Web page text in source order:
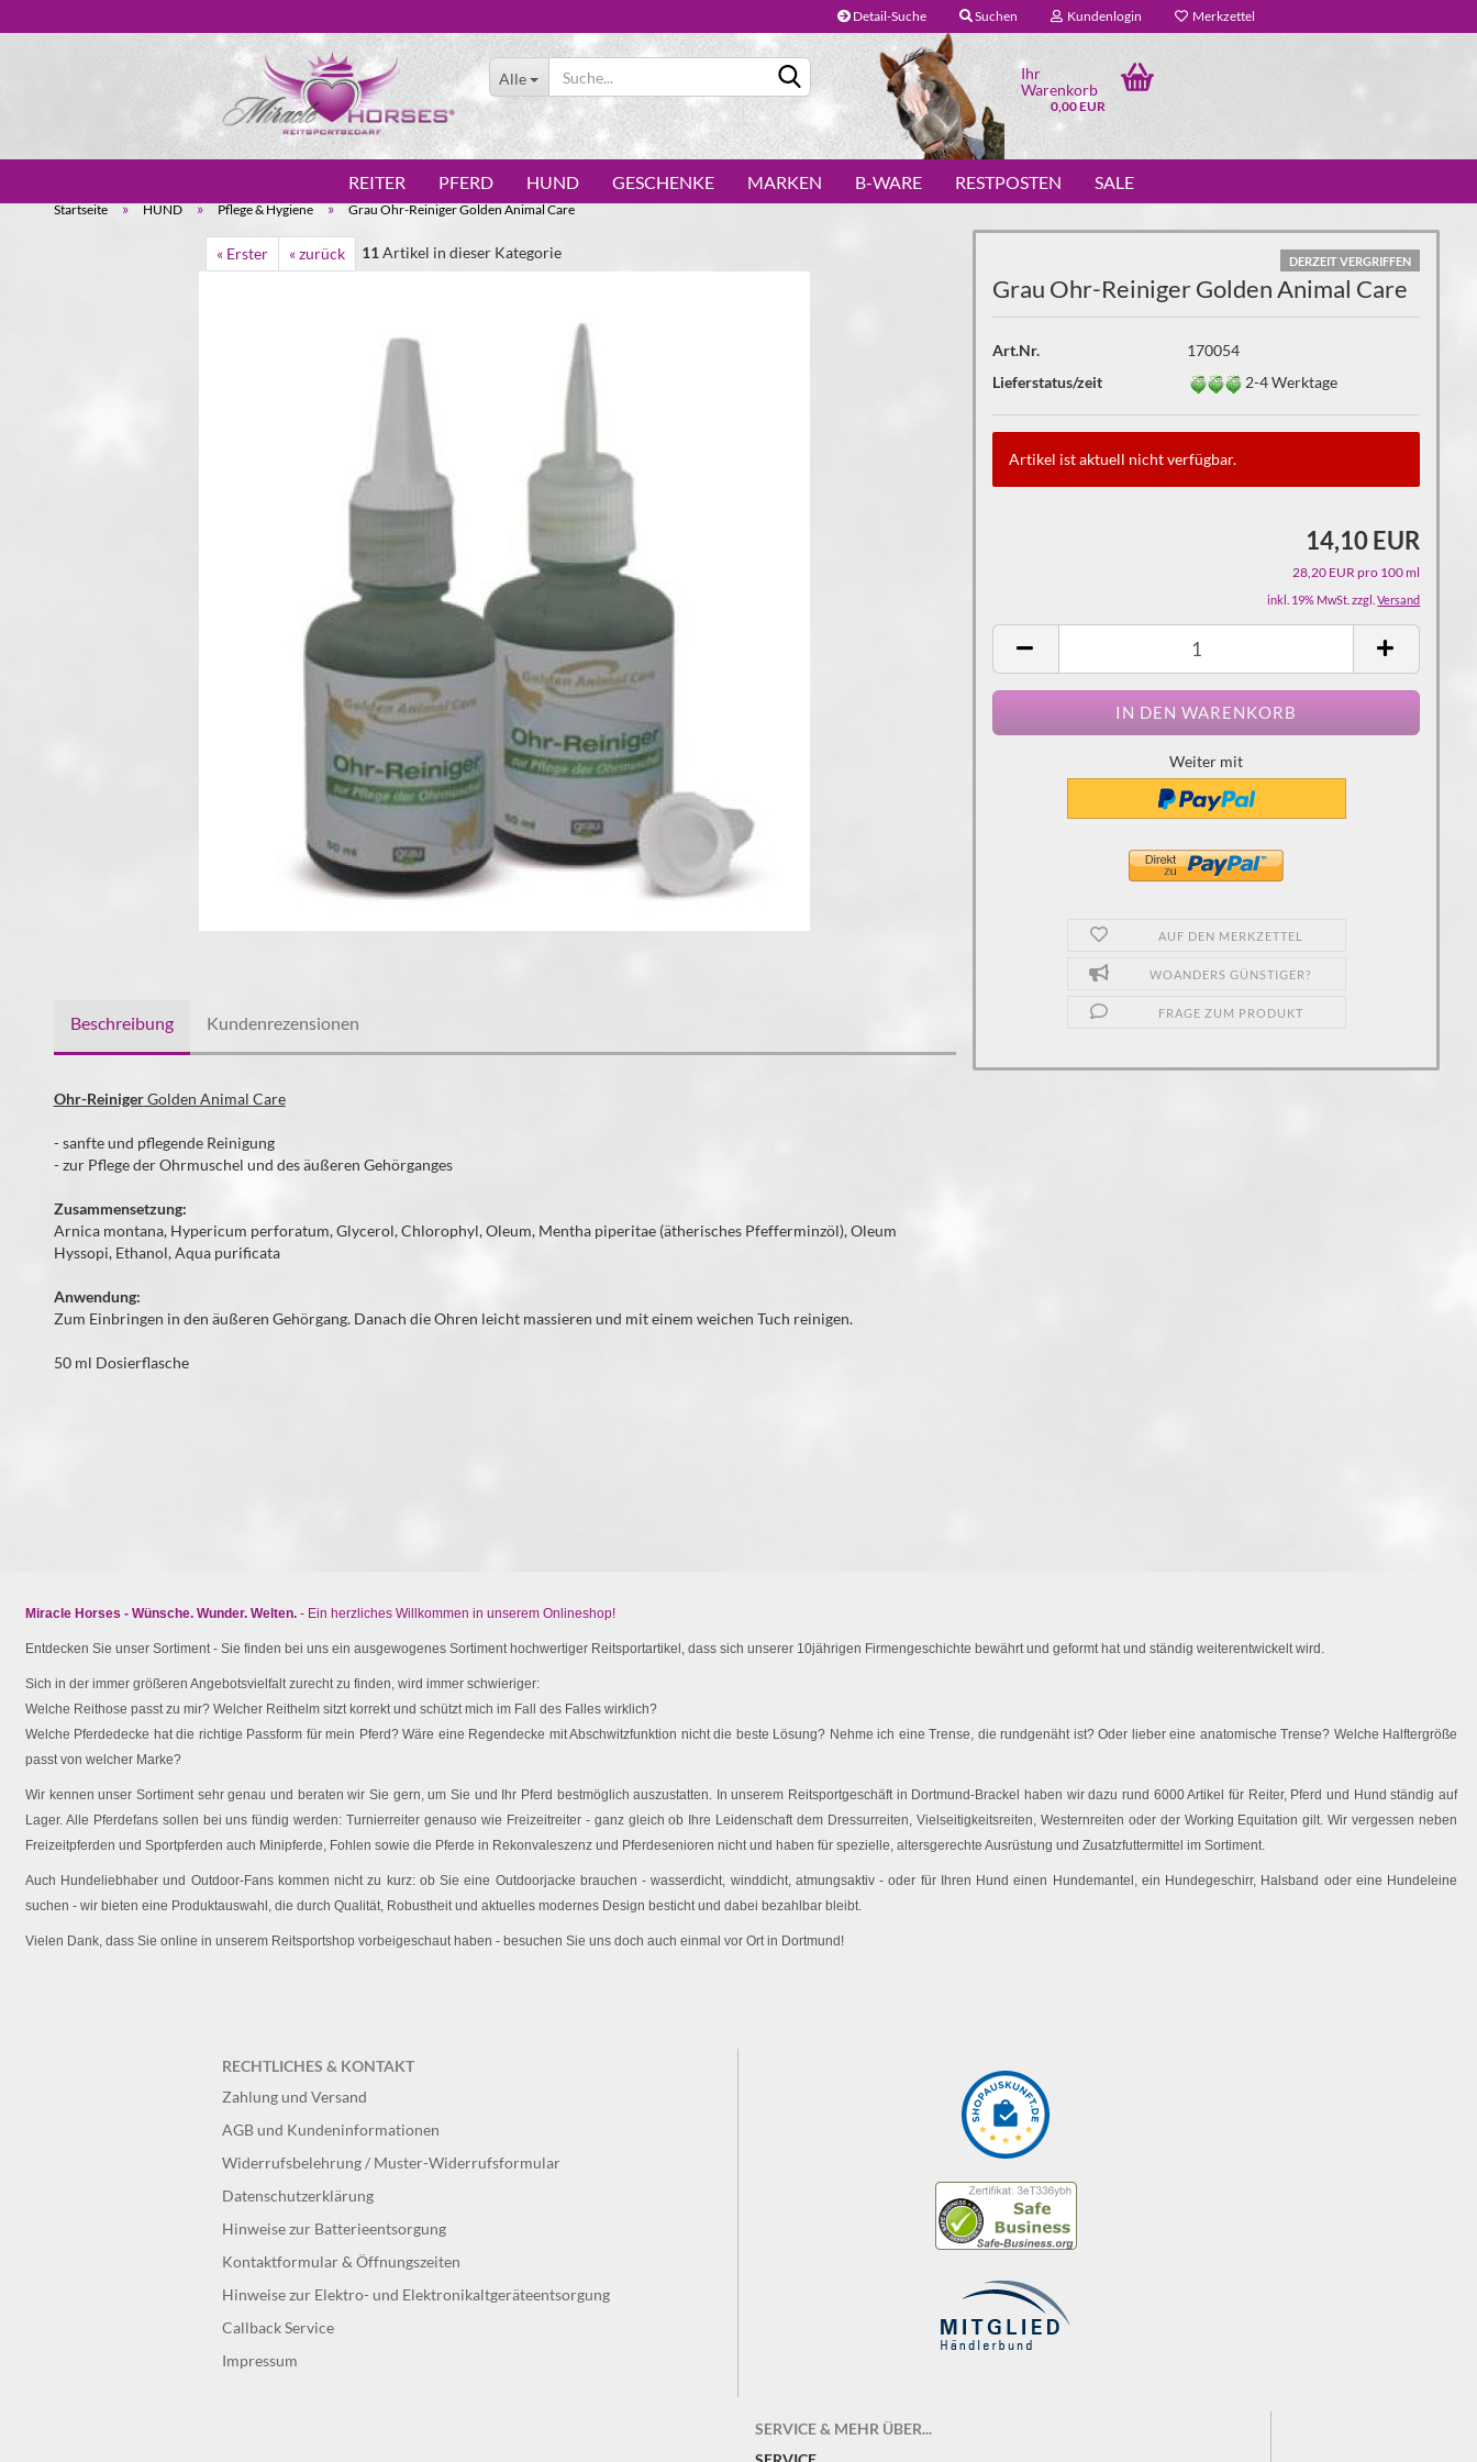
Detail-Suche Suchen Kundenlogin Merkzettel
Alle
Ihr
Warenkorb
0,00 EUR
REITER PFERD HUND GESCHENKE MARKEN B-WARE RESTPOSTEN SALE
Startseite » HUND » Pflege & Hygiene » Grau Ohr-Reiniger Golden Animal Care
« Erster « zurück 11 Artikel in dieser Kategorie DERZEIT VERGRIFFEN
Grau Ohr-Reiniger Golden Animal Care
Art.Nr.
170054
Lieferstatus/zeit
2-4 Werktage
Artikel ist aktuell nicht verfügbar.
14,10 EUR
28,20 EUR pro 100 ml
inkl. 19% MwSt. zzgl.Versand
Weiter mit
AUF DEN MERKZETTEL
WOANDERS GÜNSTIGER?
FRAGE ZUM PRODUKT
Beschreibung Kundenrezensionen
Ohr-ReinigerGolden Animal Care
- sanfte und pflegende Reinigung
- zur Pflege der Ohrmuschel und des äußeren Gehörganges
Zusammensetzung:
Arnica montana, Hypericum perforatum, Glycerol, Chlorophyl, Oleum, Mentha piperitae (ätherisches Pfefferminzöl), Oleum
Hyssopi, Ethanol, Aqua purificata
Anwendung:
Zum Einbringen in den äußeren Gehörgang. Danach die Ohren leicht massieren und mit einem weichen Tuch reinigen.
50 ml Dosierflasche
Miracle Horses - Wünsche. Wunder. Welten. - Ein herzliches Willkommen in unserem Onlineshop!
Entdecken Sie unser Sortiment - Sie finden bei uns ein ausgewogenes Sortiment hochwertiger Reitsportartikel, dass sich unserer 10jährigen Firmengeschichte bewährt und geformt hat und ständig weiterentwickelt wird.
Sich in der immer größeren Angebotsvielfalt zurecht zu finden, wird immer schwieriger:
Welche Reithose passt zu mir? Welcher Reithelm sitzt korrekt und schützt mich im Fall des Falles wirklich?
Welche Pferdedecke hat die richtige Passform für mein Pferd? Wäre eine Regendecke mit Abschwitzfunktion nicht die beste Lösung? Nehme ich eine Trense, die rundgenäht ist? Oder lieber eine anatomische Trense? Welche Halftergröße
passt von welcher Marke?
Wir kennen unser Sortiment sehr genau und beraten wir Sie gern, um Sie und Ihr Pferd bestmöglich auszustatten. In unserem Reitsportgeschäft in Dortmund-Brackel haben wir dazu rund 6000 Artikel für Reiter, Pferd und Hund ständig auf
Lager. Alle Pferdefans sollen bei uns fündig werden: Turnierreiter genauso wie Freizeitreiter - ganz gleich ob Ihre Leidenschaft dem Dressurreiten, Vielseitigkeitsreiten, Westernreiten oder der Working Equitation gilt. Wir vergessen neben
Freizeitpferden und Sportpferden auch Minipferde, Fohlen sowie die Pferde in Rekonvaleszenz und Pferdesenioren nicht und haben für spezielle, altersgerechte Ausrüstung und Zusatzfuttermittel im Sortiment.
Auch Hundeliebhaber und Outdoor-Fans kommen nicht zu kurz: ob Sie eine Outdoorjacke brauchen - wasserdicht, winddicht, atmungsaktiv - oder für Ihren Hund einen Hundemantel, ein Hundegeschirr, Halsband oder eine Hundeleine
suchen - wir bieten eine Produktauswahl, die durch Qualität, Robustheit und aktuelles modernes Design besticht und dabei bezahlbar bleibt.
Vielen Dank, dass Sie online in unserem Reitsportshop vorbeigeschaut haben - besuchen Sie uns doch auch einmal vor Ort in Dortmund!
RECHTLICHES & KONTAKT
Zahlung und Versand
AGB und Kundeninformationen
Widerrufsbelehrung / Muster-Widerrufsformular
Datenschutzerklärung
Hinweise zur Batterieentsorgung
Kontaktformular & Öffnungszeiten
Hinweise zur Elektro- und Elektronikaltgeräteentsorgung
Callback Service
Impressum
SERVICE & MEHR ÜBER...